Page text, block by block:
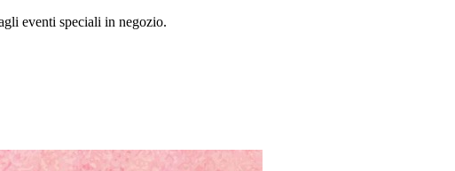
eventi speciali in negozio.